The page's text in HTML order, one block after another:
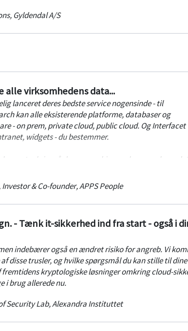
, Gyldendal A/S
virksomhedens data...
lanceret deres bedste service nogensinde - til
kan alle eksisterende platforme, databaser og
- on prem, private cloud, public cloud. Og Interfacet
widgets - du bestemmer.
krig, på deres egen hjemmebane, og løser det
lynhurtigt og med hele søgealgoritmen og den
i dag allerede bruger mindst 30 gange dagligt. Og nej,
& Co-founder,APPS People
- Tænk it-sikkerhed ind fra start - også i
indebærer også en ændret risiko for angreb. Vi
disse trusler, og hvilke spørgsmål du kan stille til dine
fremtidens kryptologiske løsninger omkring cloud-
i brug allerede nu.
Security Lab,Alexandra Instituttet